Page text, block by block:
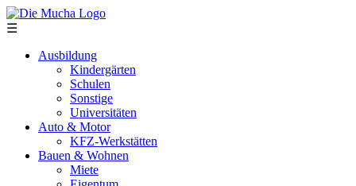
Direkt zum Inhalt
☰
Ausbildung
Kindergärten
Schulen
Sonstige
Universitäten
Auto & Motor
KFZ-Werkstätten
Bauen & Wohnen
Miete